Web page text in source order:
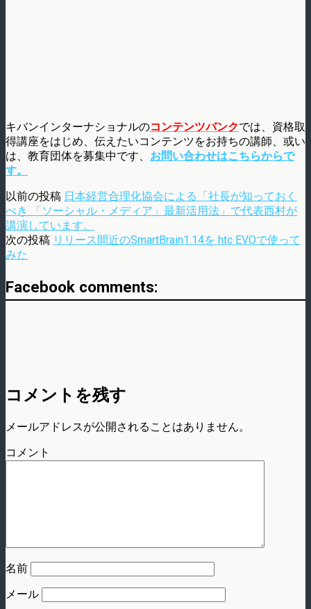
キバンインターナショナルのコンテンツバンクでは、資格取
得講座をはじめ、伝えたいコンテンツをお持ちの講師、或い
は、教育団体を募集中です、 お問い合わせはこちらからで
す。
以前の投稿 日本経営合理化協会による「社長が知っておく
べき 「ソーシャル・メディア」最新活用法」で代表西村が
講演しています。
次の投稿 リリース間近のSmartBrain1.14を htc EVOで使って
みた
Facebook comments:
コメントを残す
メールアドレスが公開されることはありません。
コメント
名前
メール